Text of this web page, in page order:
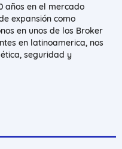
años en el mercado
expansión como
en unos de los Broker
en latinoamerica, nos
seguridad y